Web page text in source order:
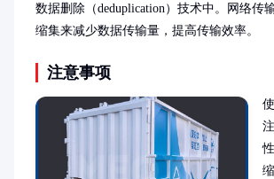
数据删除（deduplication）技术中。网络传
缩集来减少数据传输量，提高传输效率。
注意事项